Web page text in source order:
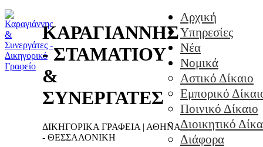
ΚΑΡΑΓΙΑΝΝΗΣ
- ΣΤΑΜΑΤΙΟΥ
&
ΣΥΝΕΡΓΑΤΕΣ
ΔΙΚΗΓΟΡΙΚΑ ΓΡΑΦΕΙΑ | ΑΘΗΝΑ
- ΘΕΣΣΑΛΟΝΙΚΗ
Αρχική
Υπηρεσίες
Νέα
Νομικά
Αστικό Δίκαιο
Εμπορικό
Ποινικό Δίκαιο
Διοικητικό
Διάφορα